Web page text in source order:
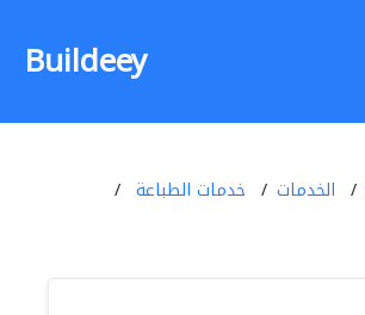
Buildeey
الخدمات
خدمات الطباعة